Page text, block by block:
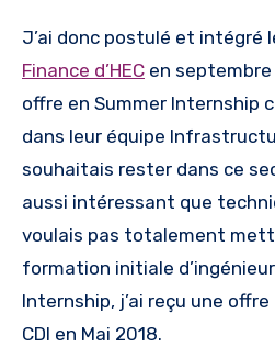
J’ai donc postulé et intégré
Finance d’HEC en septembre
offre en Summer Internship
dans leur équipe
souhaitais rester dans ce
aussi intéressant que
voulais pas totalement
formation initiale
Internship, j’ai reçu une
CDI en Mai 2018.